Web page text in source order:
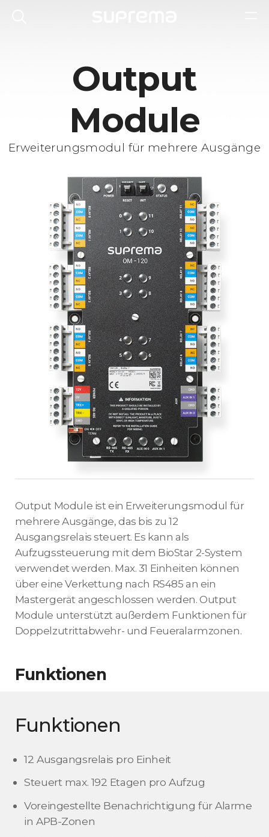
Output
Module
Erweiterungsmodul für mehrere Ausgänge
Output Module ist ein Erweiterungsmodul für
mehrere Ausgänge, das bis zu 12
Ausgangsrelais steuert. Es kann als
Aufzugssteuerung mit dem BioStar 2-System
verwendet werden. Max. 31 Einheiten können
über eine Verkettung nach RS485 an ein
Mastergerät angeschlossen werden. Output
Module unterstützt außerdem Funktionen für
Doppelzutrittabwehr- und Feueralarmzonen.
Funktionen
Funktionen
12 Ausgangsrelais pro Einheit
Steuert max. 192 Etagen pro Aufzug
Voreingestellte Benachrichtigung für Alarme
in APB-Zonen